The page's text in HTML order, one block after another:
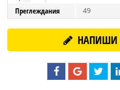
Преглеждания 49
НАПИШИ